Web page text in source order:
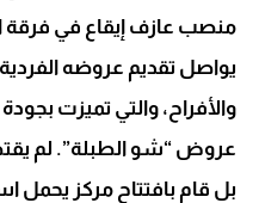
منصب عازف إيقاع في فرقة
يواصل تقديم عروضه
والأفراح، والتي تميزت
عروض “شو الطبلة”. لم
بل قام بافتتاح مركز يحمل